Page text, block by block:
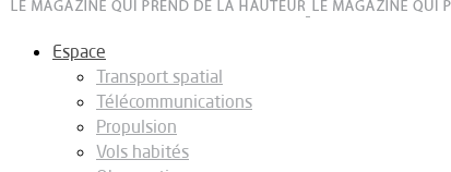
Espace
Transport spatial
Télécommunications
Propulsion
Vols habités